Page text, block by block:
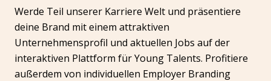
Werde Teil unserer Karriere Welt und präsentiere
deine Brand mit einem attraktiven
Unternehmensprofil und aktuellen Jobs auf der
interaktiven Plattform für Young Talents. Profitiere
außerdem von individuellen Employer Branding